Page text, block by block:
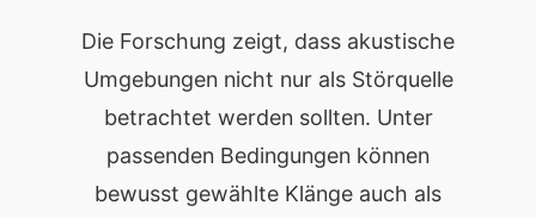
Die Forschung zeigt, dass akustische
Umgebungen nicht nur als Störquelle
betrachtet werden sollten. Unter
passenden Bedingungen können
bewusst gewählte Klänge auch als